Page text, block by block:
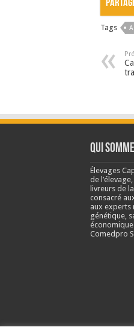
Tags
Qui
Élevages
de
livreurs de
consacré
aux experts
génétique,
Comedpro